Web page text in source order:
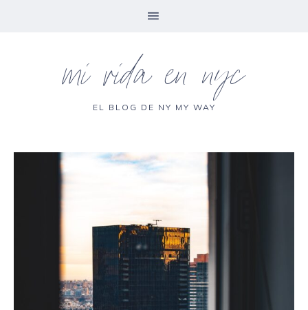
mi vida en nyc
EL BLOG DE NY MY WAY